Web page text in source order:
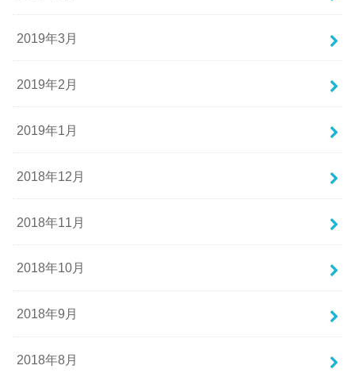
2019年3月
2019年2月
2019年1月
2018年12月
2018年11月
2018年10月
2018年9月
2018年8月